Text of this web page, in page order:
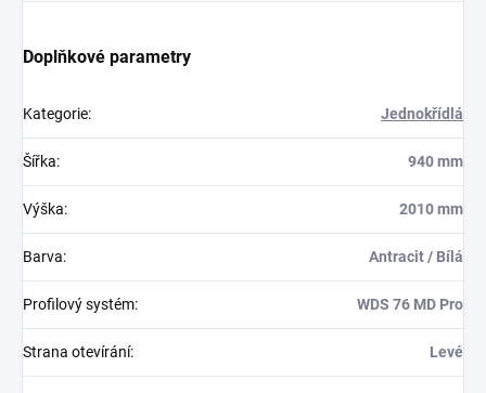
Doplňkové parametry
Kategorie: Jednokřídlá
Šířka: 940 mm
Výška: 2010 mm
Barva: Antracit / Bílá
Profilový systém: WDS 76 MD Pro
Strana otevírání: Levé